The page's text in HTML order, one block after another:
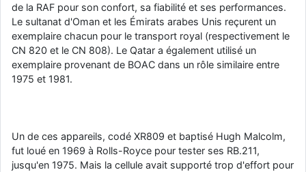
de la RAF pour son confort, sa fiabilité et ses performances.
Le sultanat d'Oman et les Émirats arabes Unis reçurent un
exemplaire chacun pour le transport royal (respectivement le
CN 820 et le CN 808). Le Qatar a également utilisé un
exemplaire provenant de BOAC dans un rôle similaire entre
1975 et 1981.
Un de ces appareils, codé XR809 et baptisé Hugh Malcolm,
fut loué en 1969 à Rolls-Royce pour tester ses RB.211,
jusqu'en 1975. Mais la cellule avait supporté trop d'effort pour